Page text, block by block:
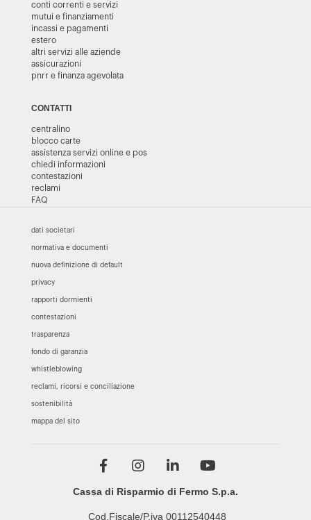
conti correnti e servizi
mutui e finanziamenti
incassi e pagamenti
estero
altri servizi alle aziende
assicurazioni
pnrr e finanza agevolata
CONTATTI
centralino
blocco carte
assistenza servizi online e pos
chiedi informazioni
contestazioni
reclami
FAQ
dati societari
normativa e documenti
nuova definizione di default
privacy
rapporti dormienti
contestazioni
trasparenza
fondo di garanzia
whistleblowing
reclami, ricorsi e conciliazione
sostenibilità
mappa del sito
Cassa di Risparmio di Fermo S.p.a.
Cod.Fiscale/P.iva 00112540448